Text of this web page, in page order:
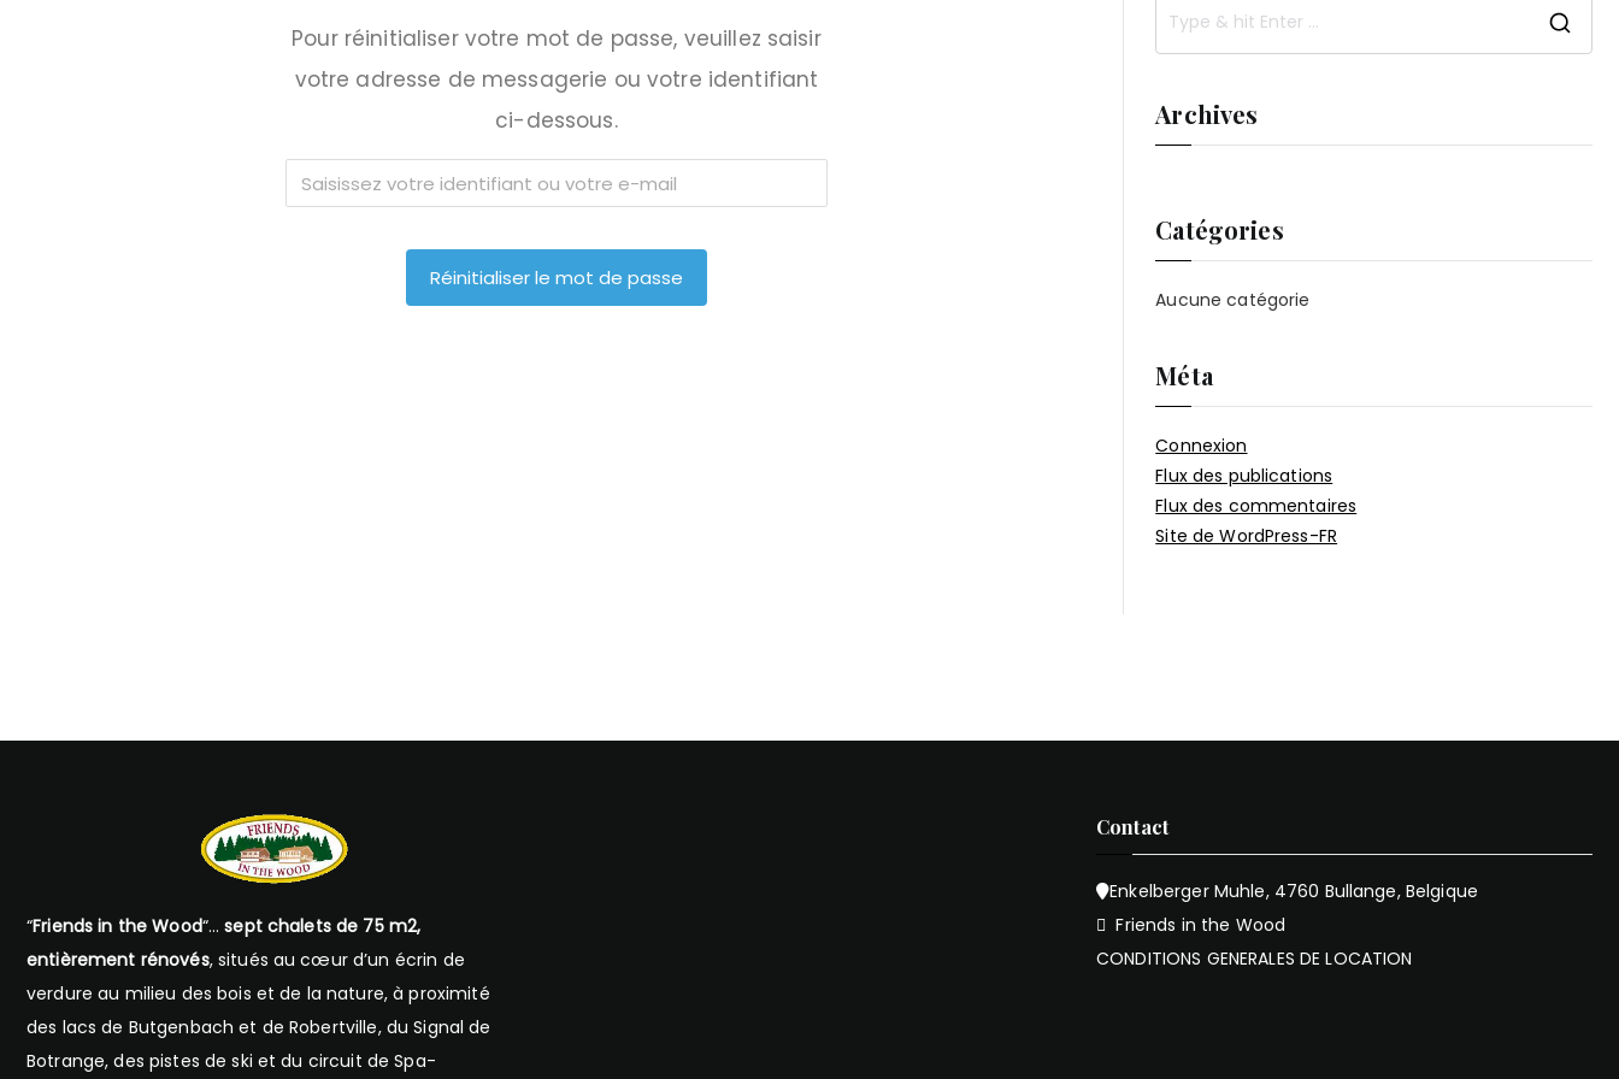
Pour réinitialiser votre mot de passe, veuillez saisir
votre adresse de messagerie ou votre identifiant
ci-dessous.
r
Archives
Catégories
Aucune catégorie
Méta
Connexion
Flux des publications
Flux des commentaires
Site de WordPress-FR
“Friends in the Wood“…sept chalets de 75 m2,
entièrement rénovés, situés au cœur d’un écrin de
verdure au milieu des bois et de la nature, à proximité
des lacs de Butgenbach et de Robertville, du Signal de
Botrange, des pistes de ski et du circuit de Spa-
Contact
Enkelberger Muhle, 4760 Bullange, Belgique
Friends in the Wood
CONDITIONS GENERALES DE LOCATION